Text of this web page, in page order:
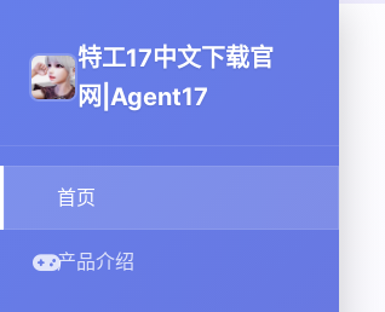
特工17中文下载官
网|Agent17
首页
产品介绍